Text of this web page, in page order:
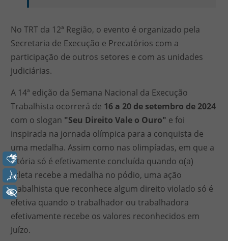
No TRT da 12ª Região, o evento é organizado pela
Secretaria de Execução e Precatórios com a
participação de outros setores e com as unidades
judiciárias.
A 14ª edição da Semana Nacional da Execução
Trabalhista ocorrerá de 16 a 20 de setembro de 2024
com o slogan "Seu Direito Vale o Ouro" e foi
inspirada na jornada olímpica para a conquista de
uma medalha. Assim como nas olimpíadas, em que a
vitória só é efetivamente concluída quando o(a)
atleta recebe a medalha no pódio, uma ação
trabalhista que reconhece algum direito violado só é
efetiva quando o trabalhador ou trabalhadora
efetivamente recebe os valores reconhecidos em
Juízo.
Libras
Voz
+ Acessibilidade